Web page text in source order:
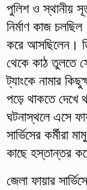
পুলিশ ও স্থানীয়
নির্মাণ কাজ
করে আসছিলেন।
থেকে কাঠ তুলতে
ট্যাংকে নামার
পড়ে থাকতে দেখে
ঘটনাস্থলে এসে
সার্ভিসের কর্মীরা
কাছে হস্তান্তর
জেলা ফায়ার